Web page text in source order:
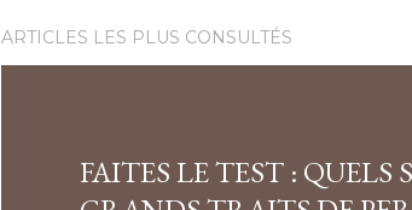
ARTICLES LES PLUS CONSULTÉS
FAITES LE TEST : QUELS